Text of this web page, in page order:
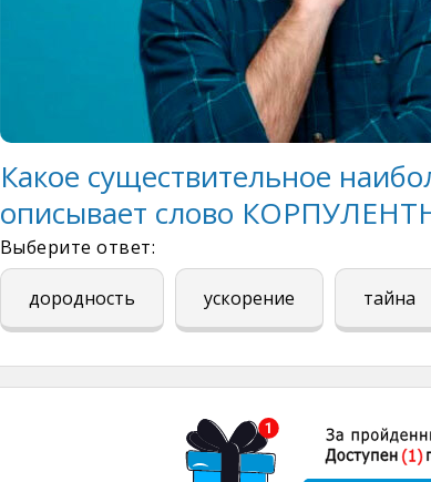
Какое существительное
описывает слово
Выберите ответ:
дородность ускорение тайна